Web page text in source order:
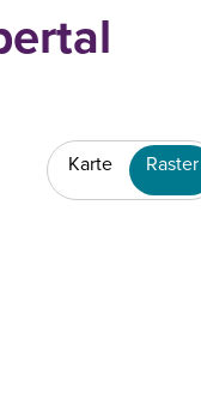
Karte Raster